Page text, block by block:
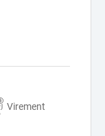
Virement